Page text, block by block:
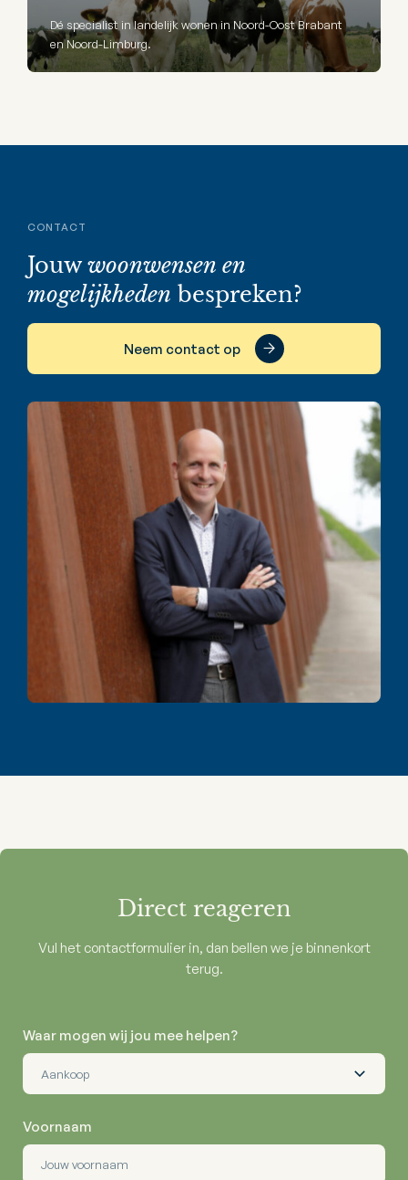
Dé specialist in landelijk wonen in Noord-Oost Brabant
en Noord-Limburg.
CONTACT
Jouwwoonwensen en
mogelijkheden bespreken?
Neem contact op
Direct reageren
Vul het contactformulier in, dan bellen we je binnenkort
terug.
Waar mogen wij jou mee helpen?
Voornaam